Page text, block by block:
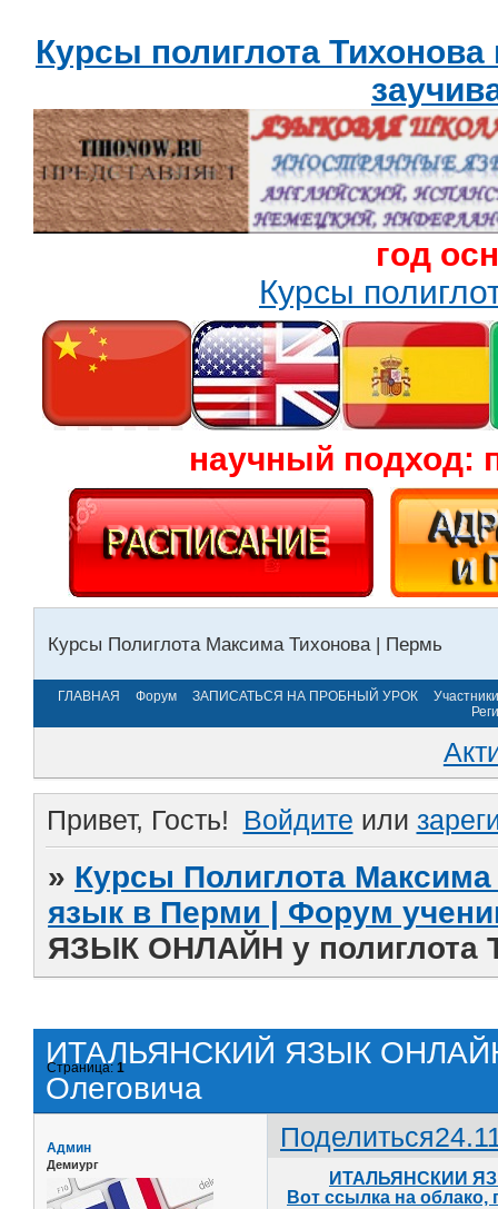
Курсы полиглота
год
Курсы
научный подход:
Курсы Полиглота Максима Тихонова | Пермь
ГЛАВНАЯ Форум ЗАПИСАТЬСЯ НА ПРОБНЫЙ УРОК
Участники
Привет, Гость! Войдите или
» Курсы Полиглота
язык в Перми | Форум
ЯЗЫК ОНЛАЙН у полиглота
ИТАЛЬЯНСКИЙ ЯЗЫК ОНЛАЙН
Олеговича
Страница:1
Поделиться
Админ
Демиург
ИТАЛЬЯНСКИЙ
Вот ссылка на